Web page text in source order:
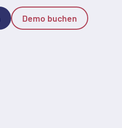
Demo buchen